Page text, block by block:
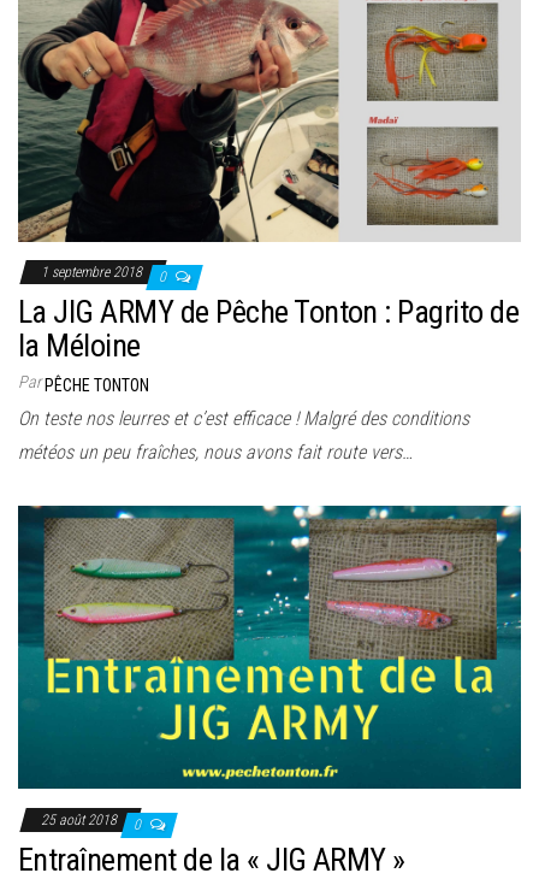
1 septembre 2018 0
La JIG ARMY de Pêche Tonton : Pagrito de
la Méloine
ParPÊCHE TONTON
On teste nos leurres et c’est efficace ! Malgré des conditions
météos un peu fraîches, nous avons fait route vers…
25 août 2018 0
Entraînement de la « JIG ARMY »